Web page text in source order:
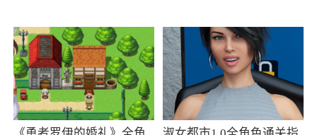
4、蛋仔派对是一款超棒的竞技类游戏。卡通
高效的游戏场景内容，多种多样的角色挑选！努
力的快速到达各种竞技场一较高下，趣味战斗，
考验你的操作能力，非常好玩